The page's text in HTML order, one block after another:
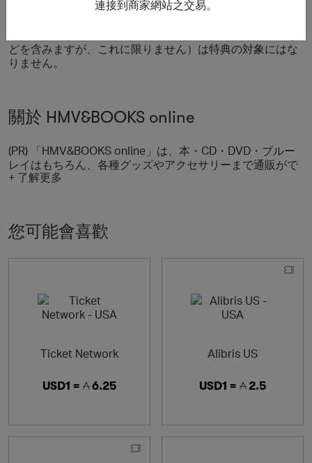
を使用した場合、ご購入が特典の対象外になる場合があり
どを含みますが、これに限りません）は特典の対象にはな
りません。
關於 HMV&BOOKS online
(PR) 「HMV&BOOKS online」は、本・CD・DVD・ブルー
レイはもちろん、各種グッズやアクセサリーまで通販がで
きるオンラインショップです。ポイントは店舗、ネット共
HMV&BOOKS online With over 2.8million items of Books,
Multiple payment & delivery options for our customers’
+ 了解更多
您可能會喜歡
Ticket Network
USD1 = 6.25
Alibris US
USD1 = 2.5
連接到商家網站之交易。